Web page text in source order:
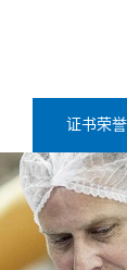
证书荣誉